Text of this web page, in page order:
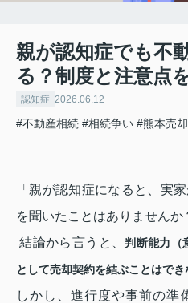
親が認知症でも不
る？制度と注意点
認知症 2026.06.12
#不動産相続 #相続争い #熊本売却
「親が認知症になると、実
を聞いたことはありませんか
結論から言うと、 判断能力（
として売却契約を結ぶことはでき
しかし、進行度や事前の準